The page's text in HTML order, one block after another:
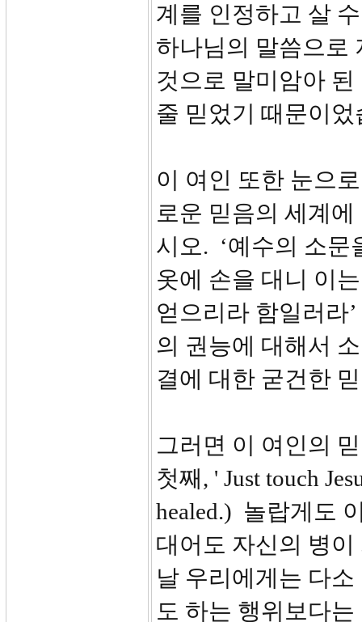
계를 인정하고 살
하나님의 말씀으로
것으로 말미암아
줄 믿었기 때문이었
이 여인 또한 눈으
로운 믿음의 세계
시오. ‘예수의 소문
옷에 손을 대니 이
얻으리라 함일러라
의 권능에 대해서
결에 대한 굳건한
그러면 이 여인의
첫째, ' Just touch
healed.) 놀랍게도
대어도 자신의 병
날 우리에게는 다
도 하는 행위보다